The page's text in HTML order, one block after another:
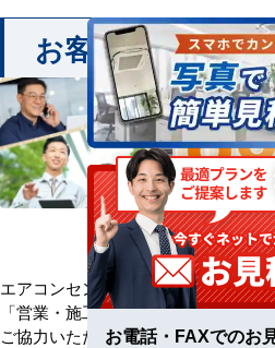
お客様のお声
2025年08月～2026年
エアコンセンターACをご利用いた
「営業・施工・価格」の3方面から
ご協力いただいたアンケート評価・
お電話・FAXでのお